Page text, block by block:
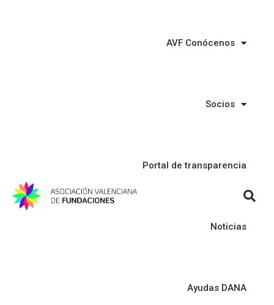
AVF Conócenos
Socios
Portal de transparencia
Noticias
Ayudas DANA